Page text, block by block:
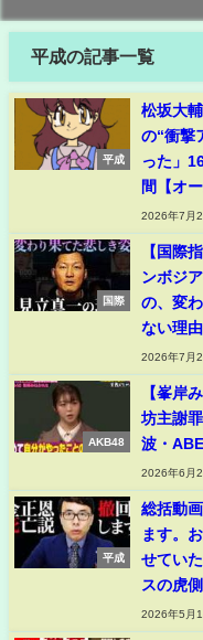
平成の記事一覧
平成
松坂大
の“衝撃
った」
間【オ
2026年7月
国際
【国際
ンボジ
の、変
ない理由
2026年7月
AKB48
【峯岸
坊主謝
波・
2026年6月
平成
総括動
ます。
せてい
スの虎側
2026年5月